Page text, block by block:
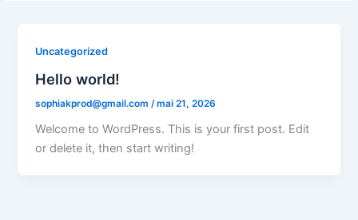
Uncategorized
Hello world!
sophiakprod@gmail.com /mai 21, 2026
Welcome to WordPress. This is your first post. Edit
or delete it, then start writing!